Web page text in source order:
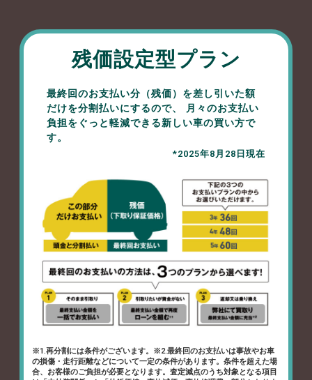
残価設定型プラン
最終回のお支払い分（残価）を差し引いた額
だけを分割払いにするので、 月々のお支払い
負担をぐっと軽減できる新しい車の買い方で
す。
*2025年8月28日現在
※1.再分割には条件がございます。※2.最終回のお支払いは事故やお車
の損傷・走行距離などについて一定の条件があります。条件を超えた場
合、お客様のご負担が必要となります。査定減点のうち対象となる項目